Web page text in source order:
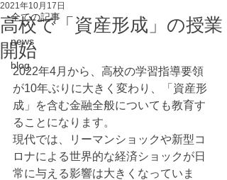
全ての記事
news
blog
高校で「資産形成」の授業
開始
2021年10月17日
2022年4月から、高校の学習指導要領
が10年ぶりに大きく変わり、「資産形
成」を含む金融全般についても教育す
ることになります。
現代では、リーマンショックや新型コ
ロナによる世界的な経済ショックが日
常に与える影響は大きくなっていま